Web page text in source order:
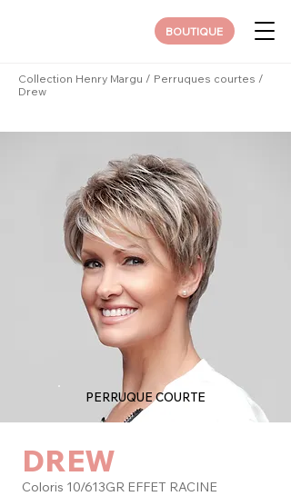
BOUTIQUE
Collection Henry Margu / Perruques courtes /
Drew
PERRUQUE COURTE
DREW
Coloris 10/613GR EFFET RACINE